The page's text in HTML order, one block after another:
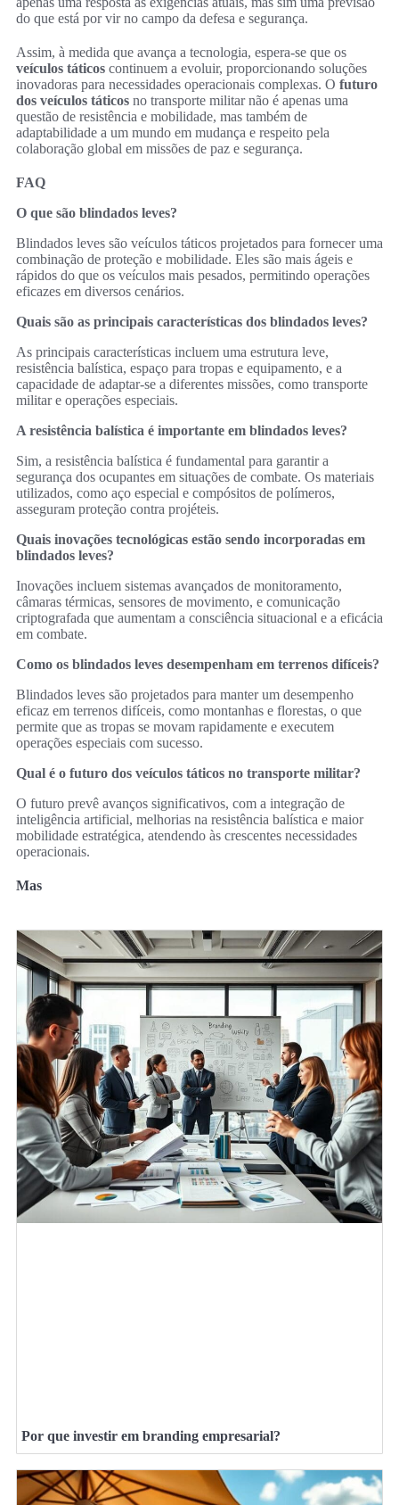
do que está por vir no campo da defesa e segurança.
Assim, à medida que avança a tecnologia, espera-se que os
veículos táticos continuem a evoluir, proporcionando soluções
inovadoras para necessidades operacionais complexas. O futuro
dos veículos táticos no transporte militar não é apenas uma
questão de resistência e mobilidade, mas também de
adaptabilidade a um mundo em mudança e respeito pela
colaboração global em missões de paz e segurança.
FAQ
O que são blindados leves?
Blindados leves são veículos táticos projetados para fornecer uma
combinação de proteção e mobilidade. Eles são mais ágeis e
rápidos do que os veículos mais pesados, permitindo operações
eficazes em diversos cenários.
Quais são as principais características dos blindados leves?
As principais características incluem uma estrutura leve,
resistência balística, espaço para tropas e equipamento, e a
capacidade de adaptar-se a diferentes missões, como transporte
militar e operações especiais.
A resistência balística é importante em blindados leves?
Sim, a resistência balística é fundamental para garantir a
segurança dos ocupantes em situações de combate. Os materiais
utilizados, como aço especial e compósitos de polímeros,
asseguram proteção contra projéteis.
Quais inovações tecnológicas estão sendo incorporadas em
blindados leves?
Inovações incluem sistemas avançados de monitoramento,
câmaras térmicas, sensores de movimento, e comunicação
criptografada que aumentam a consciência situacional e a eficácia
em combate.
Como os blindados leves desempenham em terrenos difíceis?
Blindados leves são projetados para manter um desempenho
eficaz em terrenos difíceis, como montanhas e florestas, o que
permite que as tropas se movam rapidamente e executem
operações especiais com sucesso.
Qual é o futuro dos veículos táticos no transporte militar?
O futuro prevê avanços significativos, com a integração de
inteligência artificial, melhorias na resistência balística e maior
mobilidade estratégica, atendendo às crescentes necessidades
operacionais.
Mas
Por que investir em branding empresarial?